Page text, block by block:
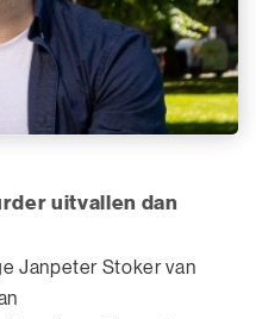
uitvallen dan
Janpeter Stoker van